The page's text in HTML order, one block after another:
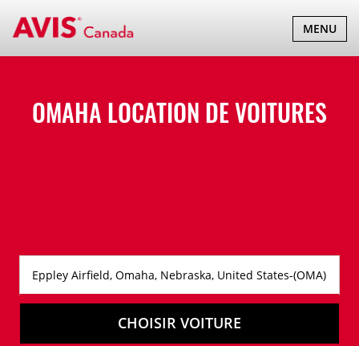
BASCULER
LA
MENU
OMAHA LOCATION DE VOITURES
CHOISIR VOITURE